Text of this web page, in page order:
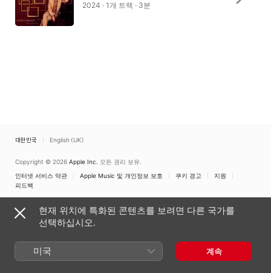
2024 · 1개 트랙 · 3분
대한민국 English (UK)
Copyright © 2026 Apple Inc. 모든 권리 보유.
인터넷 서비스 약관
Apple Music 및 개인정보 보호 쿠키 경고
지원
피드백
현재 위치에 특화된 콘텐츠를 보려면 다른 국가를
선택하십시오.
미국 계속